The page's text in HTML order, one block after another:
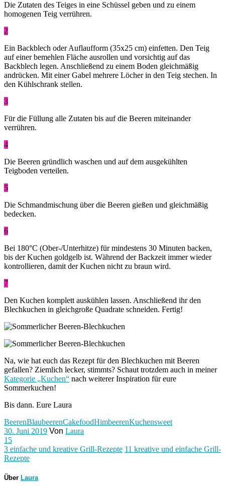
Die Zutaten des Teiges in eine Schüssel geben und zu einem
homogenen Teig verrühren.
2
Ein Backblech oder Auflaufform (35x25 cm) einfetten. Den Teig
auf einer bemehlen Fläche ausrollen und vorsichtig auf das
Backblech legen. Anschließend zu einem Boden gleichmäßig
andrücken. Mit einer Gabel mehrere Löcher in den Teig stechen. In
den Kühlschrank stellen.
3
Für die Füllung alle Zutaten bis auf die Beeren miteinander
verrühren.
4
Die Beeren gründlich waschen und auf dem ausgekühlten
Teigboden verteilen.
5
Die Schmandmischung über die Beeren gießen und gleichmäßig
bedecken.
6
Bei 180°C (Ober-/Unterhitze) für mindestens 30 Minuten backen,
bis der Kuchen goldgelb ist. Während der Backzeit immer wieder
kontrollieren, damit der Kuchen nicht zu braun wird.
7
Den Kuchen komplett auskühlen lassen. Anschließend ihr den
Blechkuchen in gleichgroße Quadrate schneiden. Fertig!
Na, wie hat euch das Rezept für den Blechkuchen mit Beeren
gefallen? Ziemlich lecker, stimmts? Schaut trotzdem auch in meiner
Kategorie „Kuchen“ nach weiterer Inspiration für eure
Sommerkuchen!
Bis dann. Eure Laura
BeerenBlaubeerenCakefoodHimbeerenKuchensweet
30. Juni 2019 Von Laura
15
3 einfache und kreative Grill-Rezepte 11 kreative und einfache Grill-
Rezepte
Über Laura